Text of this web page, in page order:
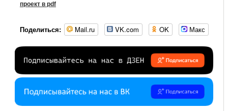
проект в pdf
Поделиться: Mail.ru VK.com OK Макс